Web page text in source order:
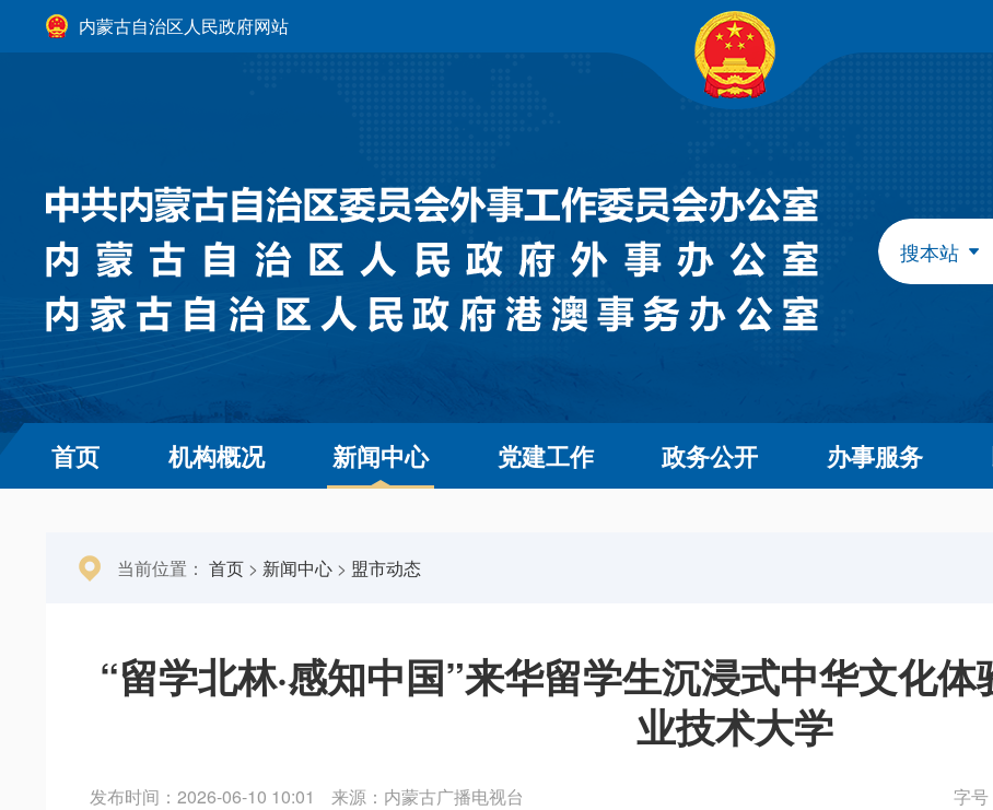
内蒙古自治区人民政府网站
自治区政府组成部门
发展和改革委员会
人力资源和社会保障厅
生态环境厅
外事
水利厅
农牧厅
文化和旅游厅
卫生
应急管理厅
自治区直属机构
市场监督管理局 林业
搜本站
首页 机构概况 新闻中心 党建工作 政务公开 办事服务
当前位置： 首页 > 新闻中心 > 盟市动态
“留学北林·感知中国”来华留学生沉浸式中华文化
业技术大学
发布时间：2026-06-10 10:01 来源：内蒙古广播电视台 字